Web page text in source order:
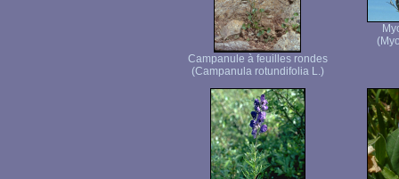
Campanule à feuilles rondes
(Campanula rotundifolia L.)